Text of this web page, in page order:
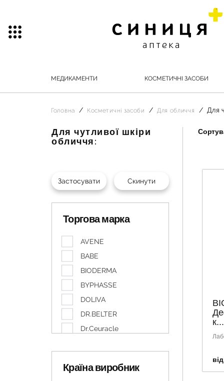
МЕДИКАМЕНТИ КОСМЕТИЧНІ ЗАСОБИ
Головна Косметичні засоби Для обличчя Для
Для чутливої шкіри
обличчя:
Торгова марка
AVENE
BABE
BIODERMA
BYPHASSE
DOLIVA
DR.BELTER
Dr.Ceuracle
LA ROCHE-POSAY
Країна виробник
к...